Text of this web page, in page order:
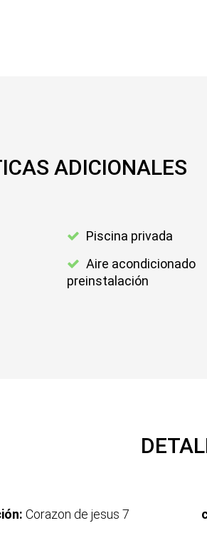
ADICIONALES
Piscina privada
Aire acondicionado
preinstalación
Corazon de jesus 7